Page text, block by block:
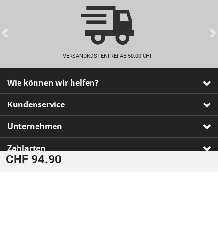
CHF 94.90
VERSANDKOSTENFREI AB 50.00 CHF
Previous
Wie können wir helfen?
Kundenservice
Unternehmen
Zahlarten